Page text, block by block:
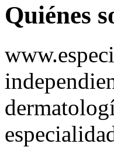
Quiénes